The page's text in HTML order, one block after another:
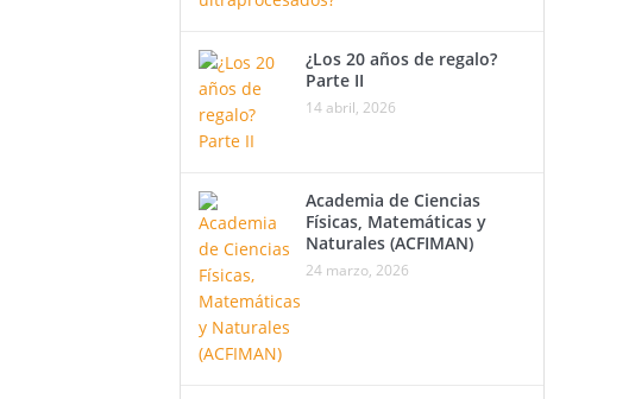
¿Los 20 años de regalo?
Parte II
14 abril, 2026
Academia de Ciencias
Físicas, Matemáticas y
Naturales (ACFIMAN)
24 marzo, 2026